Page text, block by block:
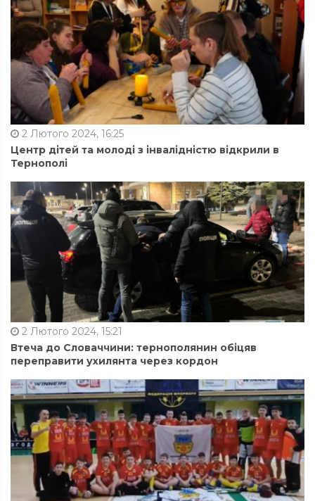
2 Лютого 2024, 16:25
Центр дітей та молоді з інвалідністю відкрили в
Тернополі
2 Лютого 2024, 15:21
Втеча до Словаччини: тернополянин обіцяв
переправити ухилянта через кордон